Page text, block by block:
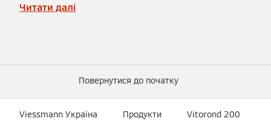
Читати далі
Повернутися до початку
Viessmann Україна Продукти Vitorond 200